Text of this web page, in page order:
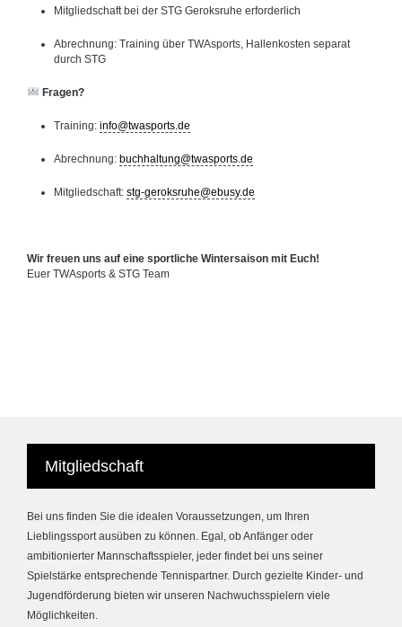
Mitgliedschaft bei der STG Geroksruhe erforderlich
Abrechnung: Training über TWAsports, Hallenkosten separat
durch STG
Fragen?
Training: info@twasports.de
Abrechnung: buchhaltung@twasports.de
Mitgliedschaft: stg-geroksruhe@ebusy.de
Wir freuen uns auf eine sportliche Wintersaison mit Euch!
Euer TWAsports & STG Team
Mitgliedschaft
Bei uns finden Sie die idealen Voraussetzungen, um Ihren
Lieblingssport ausüben zu können. Egal, ob Anfänger oder
ambitionierter Mannschaftsspieler, jeder findet bei uns seiner
Spielstärke entsprechende Tennispartner. Durch gezielte Kinder- und
Jugendförderung bieten wir unseren Nachwuchsspielern viele
Möglichkeiten.